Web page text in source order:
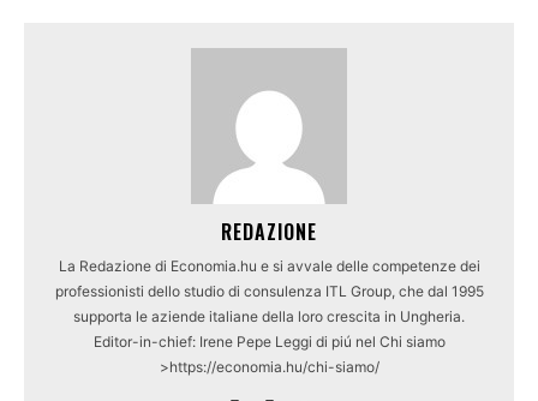
REDAZIONE
La Redazione di Economia.hu e si avvale delle competenze dei
professionisti dello studio di consulenza ITL Group, che dal 1995
supporta le aziende italiane della loro crescita in Ungheria.
Editor-in-chief: Irene Pepe Leggi di piú nel Chi siamo
>https://economia.hu/chi-siamo/